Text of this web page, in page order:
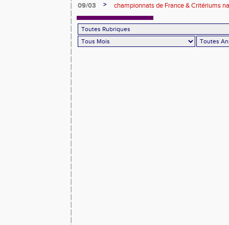
09/03
> championnats de France & Critériums